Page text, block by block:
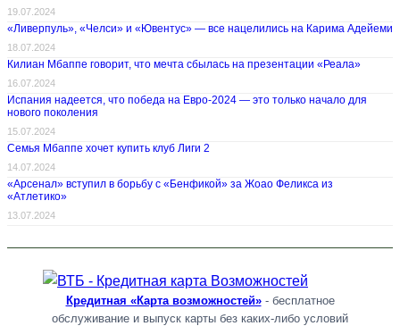
19.07.2024
«Ливерпуль», «Челси» и «Ювентус» — все нацелились на Карима Адейеми
18.07.2024
Килиан Мбаппе говорит, что мечта сбылась на презентации «Реала»
16.07.2024
Испания надеется, что победа на Евро-2024 — это только начало для
нового поколения
15.07.2024
Семья Мбаппе хочет купить клуб Лиги 2
14.07.2024
«Арсенал» вступил в борьбу с «Бенфикой» за Жоао Феликса из
«Атлетико»
13.07.2024
Кредитная «Карта возможностей»- бесплатное
обслуживание и выпуск карты без каких-либо условий